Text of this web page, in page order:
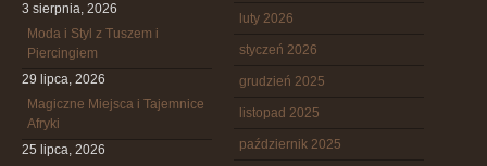
3 sierpnia, 2026
Moda i Styl z Tuszem i
Piercingiem
29 lipca, 2026
Magiczne Miejsca i Tajemnice
Afryki
25 lipca, 2026
luty 2026
styczeń 2026
grudzień 2025
listopad 2025
październik 2025